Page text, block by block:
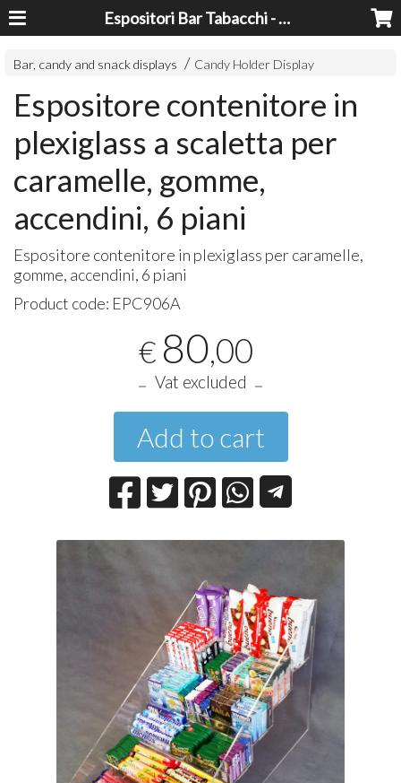
Espositori Bar Tabacchi - Lavorazioni Plexiglass Bari
Bar, candy and snack displays Candy Holder Display
Espositore contenitore in
plexiglass a scaletta per
caramelle, gomme,
accendini, 6 piani
Espositore contenitore in plexiglass per caramelle,
gomme, accendini, 6 piani
Product code: EPC906A
€ 80,00
Vat excluded
Add to cart